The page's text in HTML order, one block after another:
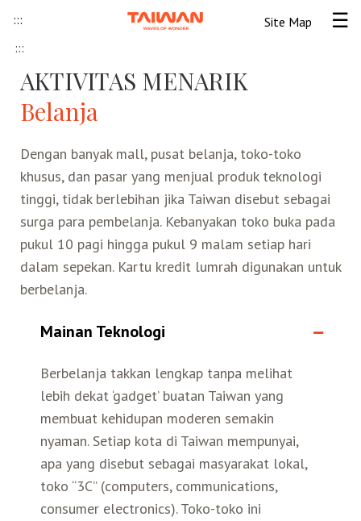
::: Site Map
Informasi visa
Tips Wisata Taiwan
Berita & Peristiwa
Agen Perjalanan
Lokawisata
Pendahuluan Taiwan
Ide Liburan
Mata Air Panas
Ekowisata
Tur Bis Wisata
Wisata Alam – Scenic Spot
Taiwan Tips
Seni Budaya Lokal
Festival
Teh Kelas Dunia
Destinasi Pilihan
Bis
Mobil
Atraksi Taiwan Bagian Timur
Atraksi Taiwan Bagian Tengah
Atraksi Taiwan Bagian Selatan
Search for:
:::
AKTIVITAS MENARIK
Belanja
Dengan banyak mall, pusat belanja, toko-toko
khusus, dan pasar yang menjual produk teknologi
tinggi, tidak berlebihan jika Taiwan disebut sebagai
surga para pembelanja. Kebanyakan toko buka pada
pukul 10 pagi hingga pukul 9 malam setiap hari
dalam sepekan. Kartu kredit lumrah digunakan untuk
berbelanja.
Mainan Teknologi
Berbelanja takkan lengkap tanpa melihat
lebih dekat ‘gadget’ buatan Taiwan yang
membuat kehidupan moderen semakin
nyaman. Setiap kota di Taiwan mempunyai,
apa yang disebut sebagai masyarakat lokal,
toko “3C” (computers, communications,
consumer electronics). Toko-toko ini